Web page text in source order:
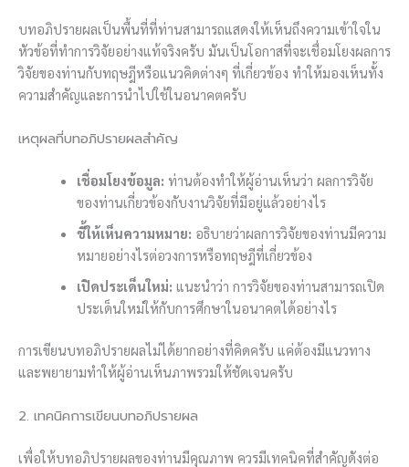
บทอภิปรายผลเป็นพื้นที่ที่ท่านสามารถแสดงให้เห็นถึงความเข้าใจใน
หัวข้อที่ทำการวิจัยอย่างแท้จริงครับ มันเป็นโอกาสที่จะเชื่อมโยงผลการ
วิจัยของท่านกับทฤษฎีหรือแนวคิดต่างๆ ที่เกี่ยวข้อง ทำให้มองเห็นทั้ง
ความสำคัญและการนำไปใช้ในอนาคตครับ
เหตุผลที่บทอภิปรายผลสำคัญ
เชื่อมโยงข้อมูล: ท่านต้องทำให้ผู้อ่านเห็นว่า ผลการวิจัย
ของท่านเกี่ยวข้องกับงานวิจัยที่มีอยู่แล้วอย่างไร
ชี้ให้เห็นความหมาย: อธิบายว่าผลการวิจัยของท่านมีความ
หมายอย่างไรต่อวงการหรือทฤษฎีที่เกี่ยวข้อง
เปิดประเด็นใหม่: แนะนำว่า การวิจัยของท่านสามารถเปิด
ประเด็นใหม่ให้กับการศึกษาในอนาคตได้อย่างไร
การเขียนบทอภิปรายผลไม่ได้ยากอย่างที่คิดครับ แค่ต้องมีแนวทาง
และพยายามทำให้ผู้อ่านเห็นภาพรวมให้ชัดเจนครับ
2. เทคนิคการเขียนบทอภิปรายผล
เพื่อให้บทอภิปรายผลของท่านมีคุณภาพ ควรมีเทคนิคที่สำคัญดังต่อ